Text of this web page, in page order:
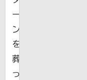
ー
ン
を
葬
っ